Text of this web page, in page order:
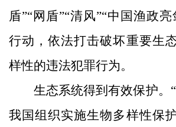
盾”“网盾”“清风”“中国渔政
行动，依法打击破坏重要生
样性的违法犯罪行为。
生态系统得到有效保护。
我国组织实施生物多样性保